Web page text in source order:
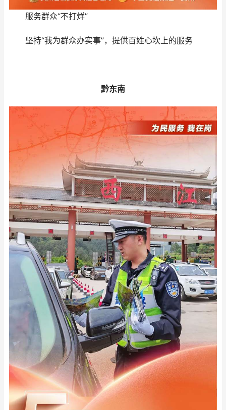
服务群众“不打烊”
坚持“我为群众办实事”，提供百姓心坎上的服务
黔东南